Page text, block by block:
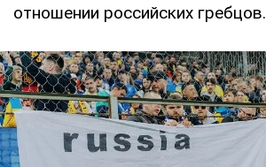
отношении российских гребцов.